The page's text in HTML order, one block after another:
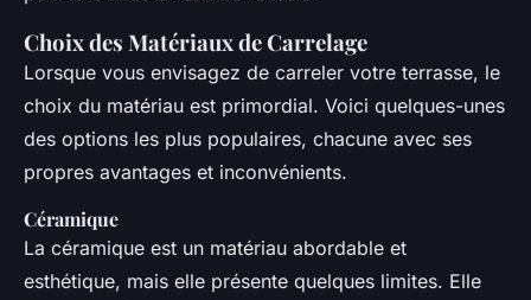
Choix des Matériaux de Carrelage
Lorsque vous envisagez de carreler votre terrasse, le
choix du matériau est primordial. Voici quelques-unes
des options les plus populaires, chacune avec ses
propres avantages et inconvénients.
Céramique
La céramique est un matériau abordable et
esthétique, mais elle présente quelques limites. Elle